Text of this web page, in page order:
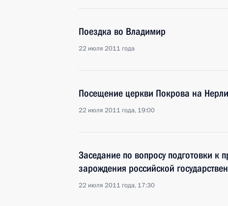
Поездка во Владимир
22 июля 2011 года
Посещение церкви Покрова на Нерли
22 июля 2011 года, 19:00
Заседание по вопросу подготовки к
зарождения российской
22 июля 2011 года, 17:30